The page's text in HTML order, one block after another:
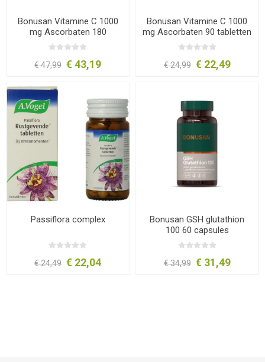
Bonusan Vitamine C 1000
mg Ascorbaten 180
tabletten
€ 47,99 € 43,19
Bonusan Vitamine C 1000
mg Ascorbaten 90 tabletten
€ 24,99 € 22,49
Passiflora complex
€ 24,49 € 22,04
Bonusan GSH glutathion
100 60 capsules
€ 34,99 € 31,49